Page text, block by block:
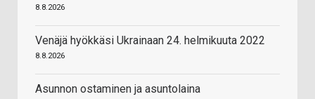
8.8.2026
Venäjä hyökkäsi Ukrainaan 24. helmikuuta 2022
8.8.2026
Asunnon ostaminen ja asuntolaina